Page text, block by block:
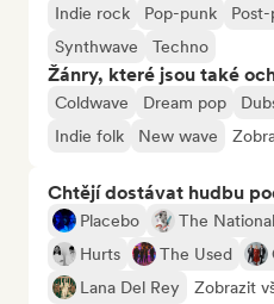
Indie rock
Pop-punk
Synthwave
Techno
Žánry, které jsou také
Coldwave Dream pop
Indie folk
New wave
Chtějí dostávat hudbu
Placebo The National
Hurts
The Used
Lana Del Rey
Zobrazit